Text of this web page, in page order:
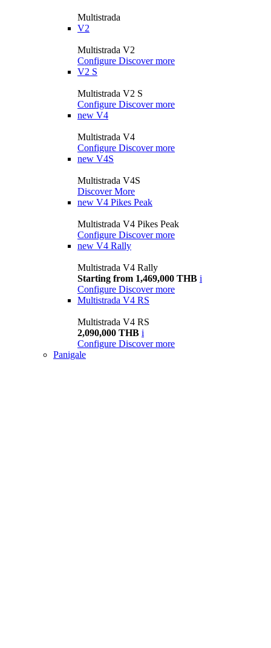
Multistrada
V2
Multistrada V2
Configure Discover more
V2 S
Multistrada V2 S
Configure Discover more
new V4
Multistrada V4
Configure Discover more
new V4S
Multistrada V4S
Discover More
new V4 Pikes Peak
Multistrada V4 Pikes Peak
Configure Discover more
new V4 Rally
Multistrada V4 Rally
Starting from 1,469,000 THB i
Configure Discover more
Multistrada V4 RS
Multistrada V4 RS
2,090,000 THB i
Configure Discover more
Panigale